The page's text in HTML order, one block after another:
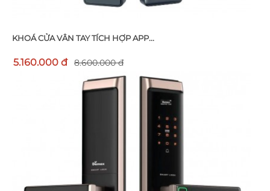
KHOÁ CỬA VÂN TAY TÍCH HỢP APP...
5.160.000 đ 8.600.000 đ